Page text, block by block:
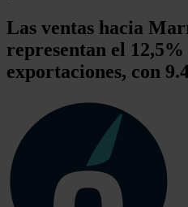
Las ventas hacia
representan el 12,5%
exportaciones, con